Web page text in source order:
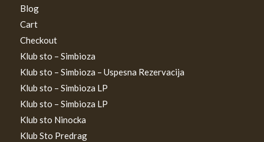
Blog
Cart
Checkout
Klub sto – Simbioza
Klub sto – Simbioza – Uspesna Rezervacija
Klub sto – Simbioza LP
Klub sto – Simbioza LP
Klub sto Ninocka
Klub Sto Predrag